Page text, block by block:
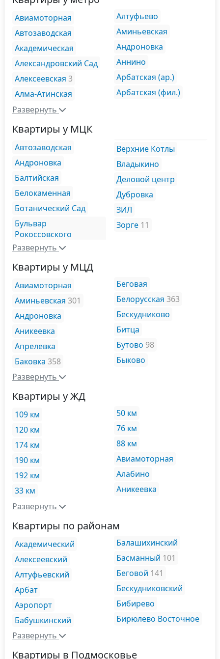
Авиамоторная
Автозаводская
Академическая
Александровский Сад
Алексеевская 3
Алма-Атинская
Алтуфьево
Аминьевская
Андроновка
Аннино
Арбатская (ар.)
Арбатская (фил.)
Развернуть
Квартиры у МЦК
Автозаводская
Андроновка
Балтийская
Белокаменная
Ботанический Сад
Бульвар
Рокоссовского
Верхние Котлы
Владыкино
Деловой центр
Дубровка
ЗИЛ
Зорге 11
Развернуть
Квартиры у МЦД
Авиамоторная
Аминьевская 301
Андроновка
Аникеевка
Апрелевка
Баковка 358
Беговая
Белорусская 363
Бескудниково
Битца
Бутово 98
Быково
Развернуть
Квартиры у ЖД
109 км
120 км
174 км
190 км
192 км
33 км
50 км
76 км
88 км
Авиамоторная
Алабино
Аникеевка
Развернуть
Квартиры по районам
Академический
Алексеевский
Алтуфьевский
Арбат
Аэропорт
Бабушкинский
Балашихинский
Басманный 101
Беговой 141
Бескудниковский
Бибирево
Бирюлево Восточное
Развернуть
Квартиры в Подмосковье